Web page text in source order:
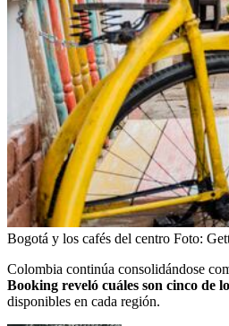
Bogotá y los cafés del centro Foto:
Colombia continúa consolidándose
Booking reveló cuáles son cinco de
disponibles en cada región.